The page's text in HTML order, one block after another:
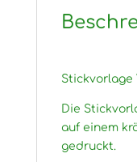
Stickvorlage
Die
auf einem
gedruckt.